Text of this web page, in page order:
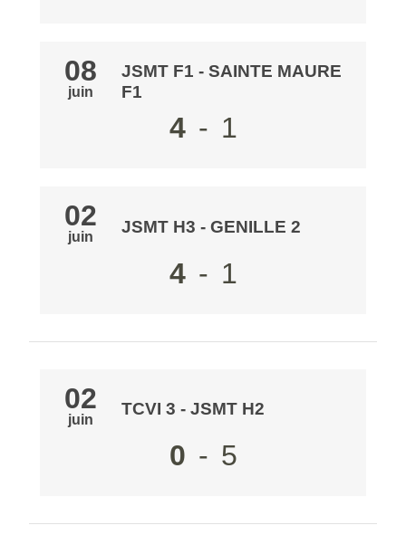
08
juin
JSMT F1 - SAINTE MAURE
F1
4 - 1
02
juin
JSMT H3 - GENILLE 2
4 - 1
02
juin
TCVI 3 - JSMT H2
0 - 5